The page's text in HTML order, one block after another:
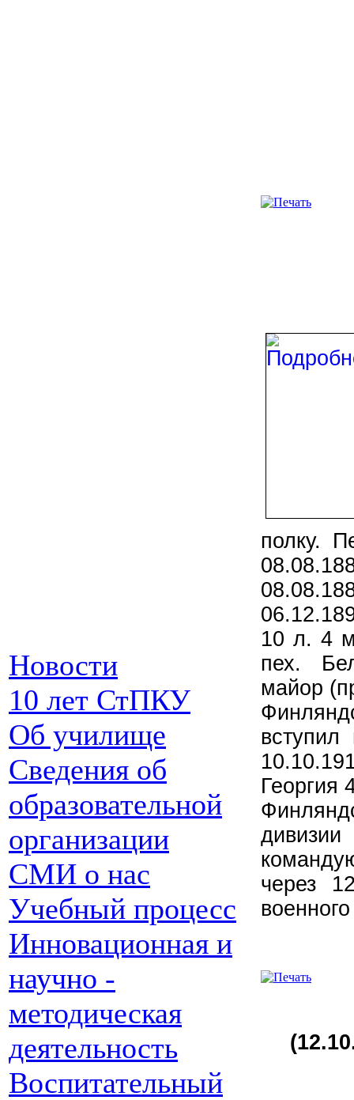
Новости
10 лет СтПКУ
Об училище
Сведения об
образовательной
организации
СМИ о нас
Учебный процесс
Инновационная и
научно -
методическая
деятельность
Воспитательный
полку.
10 л. 4
пех.
майор
Георгия
через